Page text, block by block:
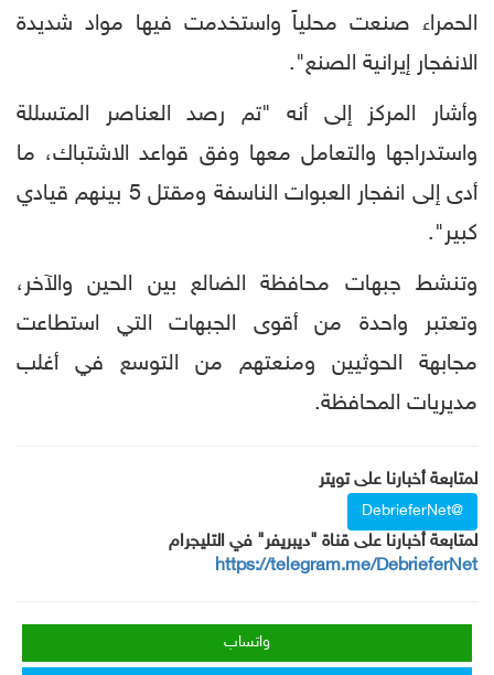
الحمراء صنعت محلياً واستخدمت فيها مواد شديدة
الانفجار إيرانية الصنع".
وأشار المركز إلى أنه "تم رصد العناصر المتسللة
واستدراجها والتعامل معها وفق قواعد الاشتباك، ما
أدى إلى انفجار العبوات الناسفة ومقتل 5 بينهم قيادي
كبير".
وتنشط جبهات محافظة الضالع بين الحين والآخر،
وتعتبر واحدة من أقوى الجبهات التي استطاعت
مجابهة الحوثيين ومنعتهم من التوسع في أغلب
مديريات المحافظة.
لمتابعة أخبارنا على تويتر
@DebrieferNet
لمتابعة أخبارنا على قناة "ديبريفر" في التليجرام
https://telegram.me/DebrieferNet
واتساب